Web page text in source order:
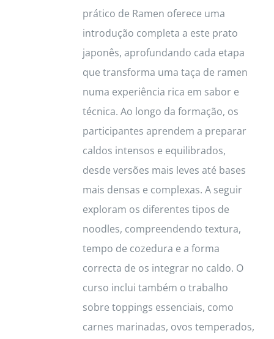
on
the
product
page
prático de Ramen oferece uma
introdução completa a este prato
japonês, aprofundando cada etapa
que transforma uma taça de ramen
numa experiência rica em sabor e
técnica. Ao longo da formação, os
participantes aprendem a preparar
caldos intensos e equilibrados,
desde versões mais leves até bases
mais densas e complexas. A seguir
exploram os diferentes tipos de
noodles, compreendendo textura,
tempo de cozedura e a forma
correcta de os integrar no caldo. O
curso inclui também o trabalho
sobre toppings essenciais, como
carnes marinadas, ovos temperados,